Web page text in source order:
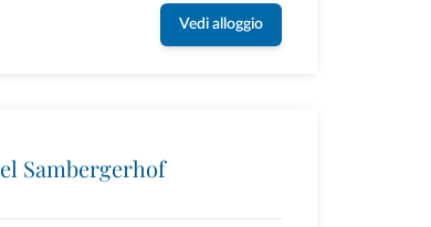
Vedi alloggio
Sambergerhof